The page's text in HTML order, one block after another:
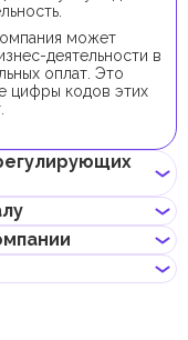
может
деятельности в
оплат. Это
цифры кодов этих
бизнес-
разрешений не
DMCC c данной
AED. Его внесение